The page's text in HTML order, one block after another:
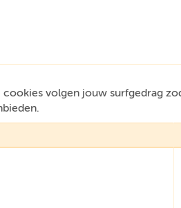
cookies volgen jouw surfgedrag